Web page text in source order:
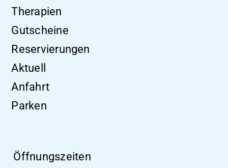
Therapien
Gutscheine
Reservierungen
Aktuell
Anfahrt
Parken
Öffnungszeiten